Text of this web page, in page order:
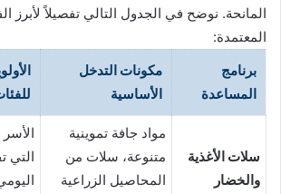
المانحة. نوضح في الجدول التالي تفصيلاً لأبرز
المعتمدة:
برنامج
المساعدة
مكونات التدخل
الأساسية
سلات الأغذية
والخضار
مواد جافة تموينية
متنوعة، سلات من
المحاصيل الزراعية
التي